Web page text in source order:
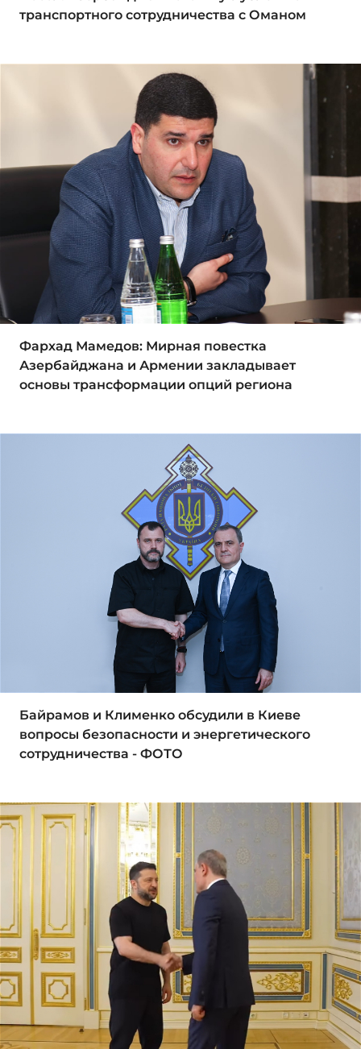
транспортного сотрудничества с Оманом
Фархад Мамедов: Мирная повестка
Азербайджана и Армении закладывает
основы трансформации опций региона
Байрамов и Клименко обсудили в Киеве
вопросы безопасности и энергетического
сотрудничества - ФОТО